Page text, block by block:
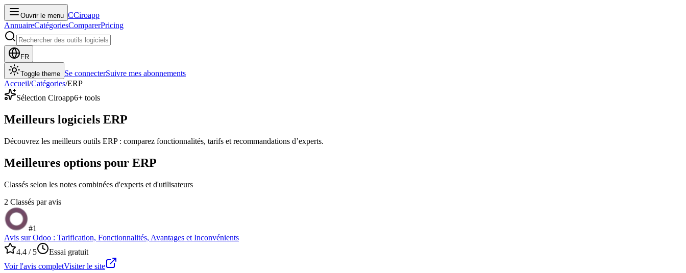
Ouvrir le menu CCiroapp
AnnuaireCatégoriesComparerPricing
FR
Toggle theme Se connecterSuivre mes abonnements
Accueil/Catégories/ERP
Sélection Ciroapp6+ tools
Meilleurs logiciels ERP
Découvrez les meilleurs outils ERP : comparez fonctionnalités, tarifs et recommandations d’experts.
Meilleures options pour ERP
Classés selon les notes combinées d'experts et d'utilisateurs
2 Classés par avis
#1
Avis sur Odoo : Tarification, Fonctionnalités, Avantages et Inconvénients
4.4 / 5
Essai gratuit
Voir l'avis completVisiter le site